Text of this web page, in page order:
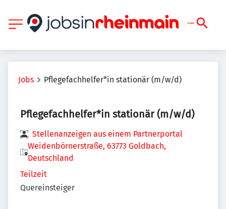
Jobs Pflegefachhelfer*in stationär (m/w/d)
Pflegefachhelfer*in stationär (m/w/d)
Stellenanzeigen aus einem Partnerportal
Weidenbörnerstraße, 63773 Goldbach,
Deutschland
Teilzeit
Quereinsteiger